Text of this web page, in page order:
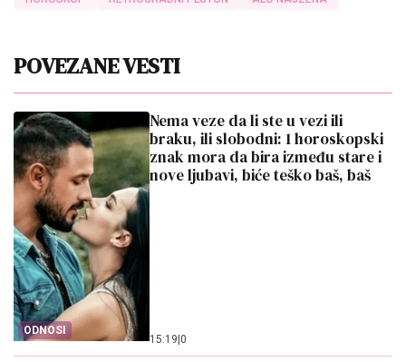
POVEZANE VESTI
ODNOSI
Nema veze da li ste u vezi ili
braku, ili slobodni: 1 horoskopski
znak mora da bira između stare i
nove ljubavi, biće teško baš, baš
15:19|0